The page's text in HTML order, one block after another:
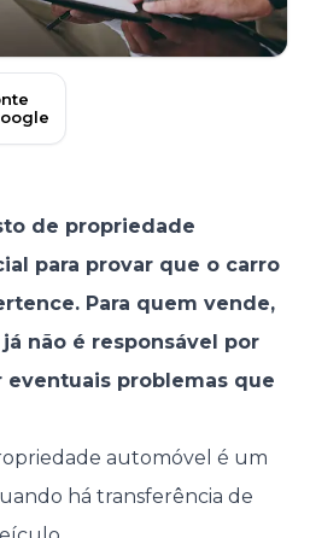
de propriedade
para provar que o carro
Para quem vende,
não é responsável por
eventuais problemas que
automóvel é um
há transferência de